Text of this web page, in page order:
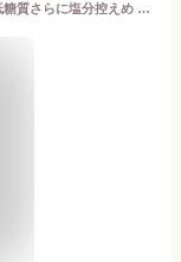
25%減塩 カップヌードルPRO 高たんぱく&低糖質さらに塩分控えめ シーフード｜減塩 減塩食品 塩分カット 食品 カップラーメン インスタントラーメン カップ麺 日清 ラーメン 健康 おいしい おすすめ ギフト プレゼント 母の日 母の日ギフト 母の日プレゼント 低塩